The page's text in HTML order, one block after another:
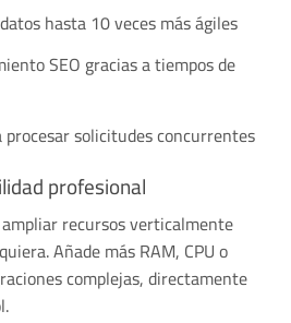
hasta 10 veces más ágiles
SEO gracias a tiempos de
procesar solicitudes concurrentes
profesional
recursos verticalmente
Añade más RAM, CPU o
complejas, directamente